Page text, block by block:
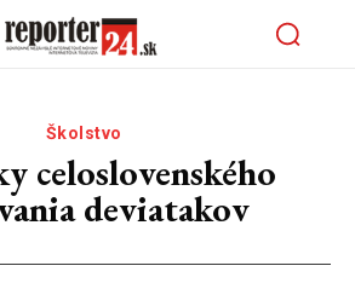
Školstvo
celoslovenského
deviatakov